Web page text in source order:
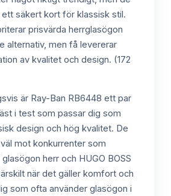
ett säkert kort för klassisk stil.
prisvärda herrglasögon
alternativ, men få levererar
av kvalitet och design. (172
är Ray-Ban RB6448 ett par
i test som passar dig som
design och hög kvalitet. De
mot konkurrenter som
herr och HUGO BOSS
när det gäller komfort och
som ofta använder glasögon i